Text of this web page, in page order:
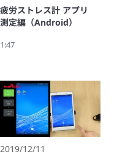
かった「疲労・ストレス
度」を可視化します。
また、測定したデータは
モバイル端末で表示し結
疲労ストレス計 アプリ
測定編（Android）
1:47
2019/12/11